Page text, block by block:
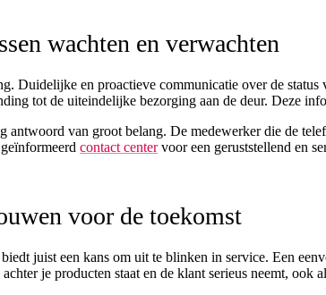
wachten en verwachten
Duidelijke en proactieve communicatie over de
tot de uiteindelijke bezorging aan de deur. Deze
antwoord van groot belang. De medewerker die de
contact centervoor een geruststellend en
voor de toekomst
juist een kans om uit te blinken in service. Een
je producten staat en de klant serieus neemt, ook